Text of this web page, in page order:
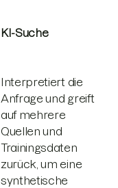
KI-Suche
Interpretiert die
Anfrage und greift
auf mehrere
Quellen und
Trainingsdaten
zurück, um eine
synthetische